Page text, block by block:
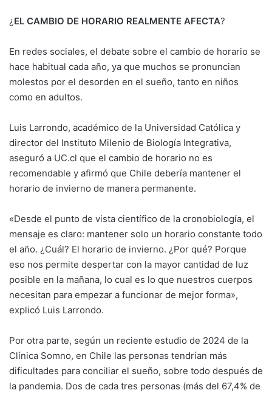
¿ EL CAMBIO DE HORARIO REALMENTE AFECTA?
En redes sociales, el debate sobre el cambio de horario se
hace habitual cada año, ya que muchos se pronuncian
molestos por el desorden en el sueño, tanto en niños
como en adultos.
Luis Larrondo, académico de la Universidad Católica y
director del Instituto Milenio de Biología Integrativa,
aseguró a UC.cl que el cambio de horario no es
recomendable y afirmó que Chile debería mantener el
horario de invierno de manera permanente.
«Desde el punto de vista científico de la cronobiología, el
mensaje es claro: mantener solo un horario constante todo
el año. ¿Cuál? El horario de invierno. ¿Por qué? Porque
eso nos permite despertar con la mayor cantidad de luz
posible en la mañana, lo cual es lo que nuestros cuerpos
necesitan para empezar a funcionar de mejor forma»,
explicó Luis Larrondo.
Por otra parte, según un reciente estudio de 2024 de la
Clínica Somno, en Chile las personas tendrían más
dificultades para conciliar el sueño, sobre todo después de
la pandemia. Dos de cada tres personas (más del 67,4% de